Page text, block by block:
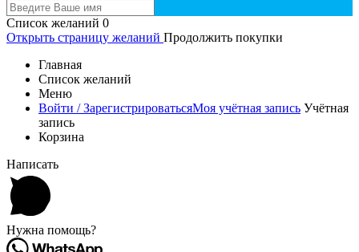
Список желаний 0
Открыть страницу желаний Продолжить покупки
Главная
Список желаний
Меню
Войти / ЗарегистрироватьсяМоя учётная запись Учётная
запись
Корзина
Написать
Нужна помощь?